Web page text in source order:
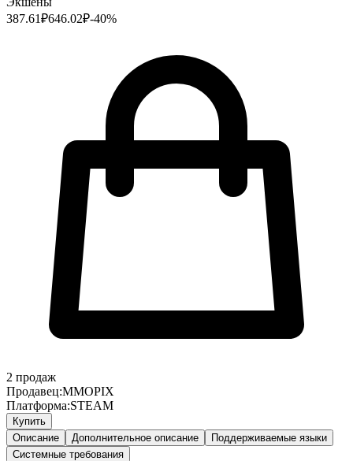
387.61₽646.02₽-40%
2 продаж
Продавец:MMOPIX
Платформа:STEAM
Купить
Описание
Дополнительное описание
Поддерживаемые языки
Системные требования